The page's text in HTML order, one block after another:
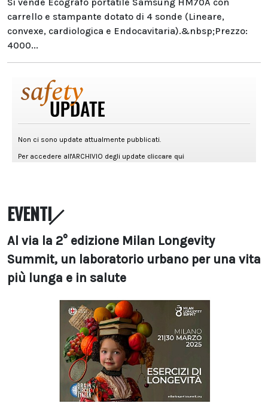
carrello e stampante dotato di 4 sonde (Lineare,
convexe, cardiologica e Endocavitaria).&nbsp;Prezzo:
4000...
EVENTI
Al via la 2° edizione Milan Longevity
Summit, un laboratorio urbano per una vita
più lunga e in salute